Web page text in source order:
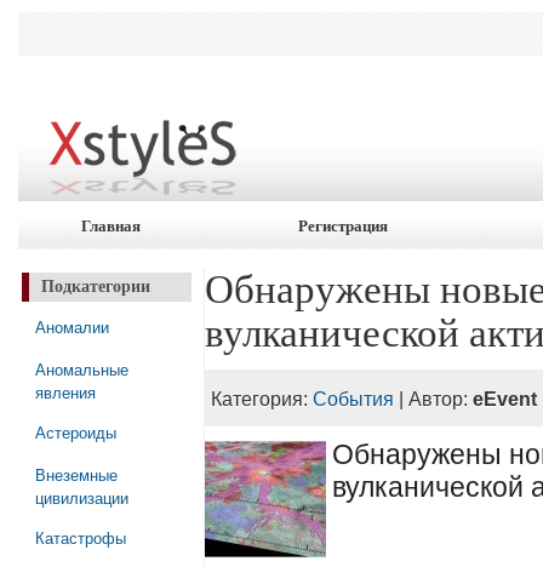
Главная Регистрация
Подкатегории
Аномалии
Аномальные
явления
Астероиды
Внеземные
цивилизации
Катастрофы
Обнаружены новые
вулканической
Категория:События | Автор:eEvent
Обнаружены
вулканической